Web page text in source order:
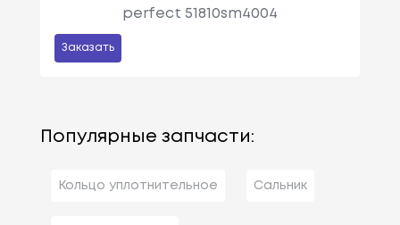
perfect 51810sm4004
Заказать
Популярные запчасти:
Кольцо уплотнительное Сальник